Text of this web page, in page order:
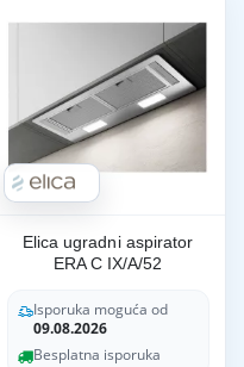
Elica ugradni aspirator
ERA C IX/A/52
Isporuka moguća od
09.08.2026
Besplatna isporuka